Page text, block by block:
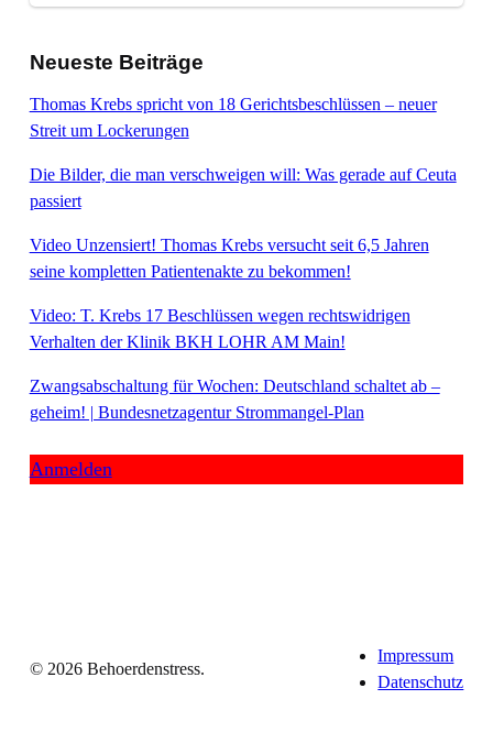
Neueste Beiträge
Thomas Krebs spricht von 18 Gerichtsbeschlüssen – neuer
Streit um Lockerungen
Die Bilder, die man verschweigen will: Was gerade auf Ceuta
passiert
Video Unzensiert! Thomas Krebs versucht seit 6,5 Jahren
seine kompletten Patientenakte zu bekommen!
Video: T. Krebs 17 Beschlüssen wegen rechtswidrigen
Verhalten der Klinik BKH LOHR AM Main!
Zwangsabschaltung für Wochen: Deutschland schaltet ab –
geheim! | Bundesnetzagentur Strommangel-Plan
Anmelden
© 2026 Behoerdenstress.
Impressum
Datenschutz